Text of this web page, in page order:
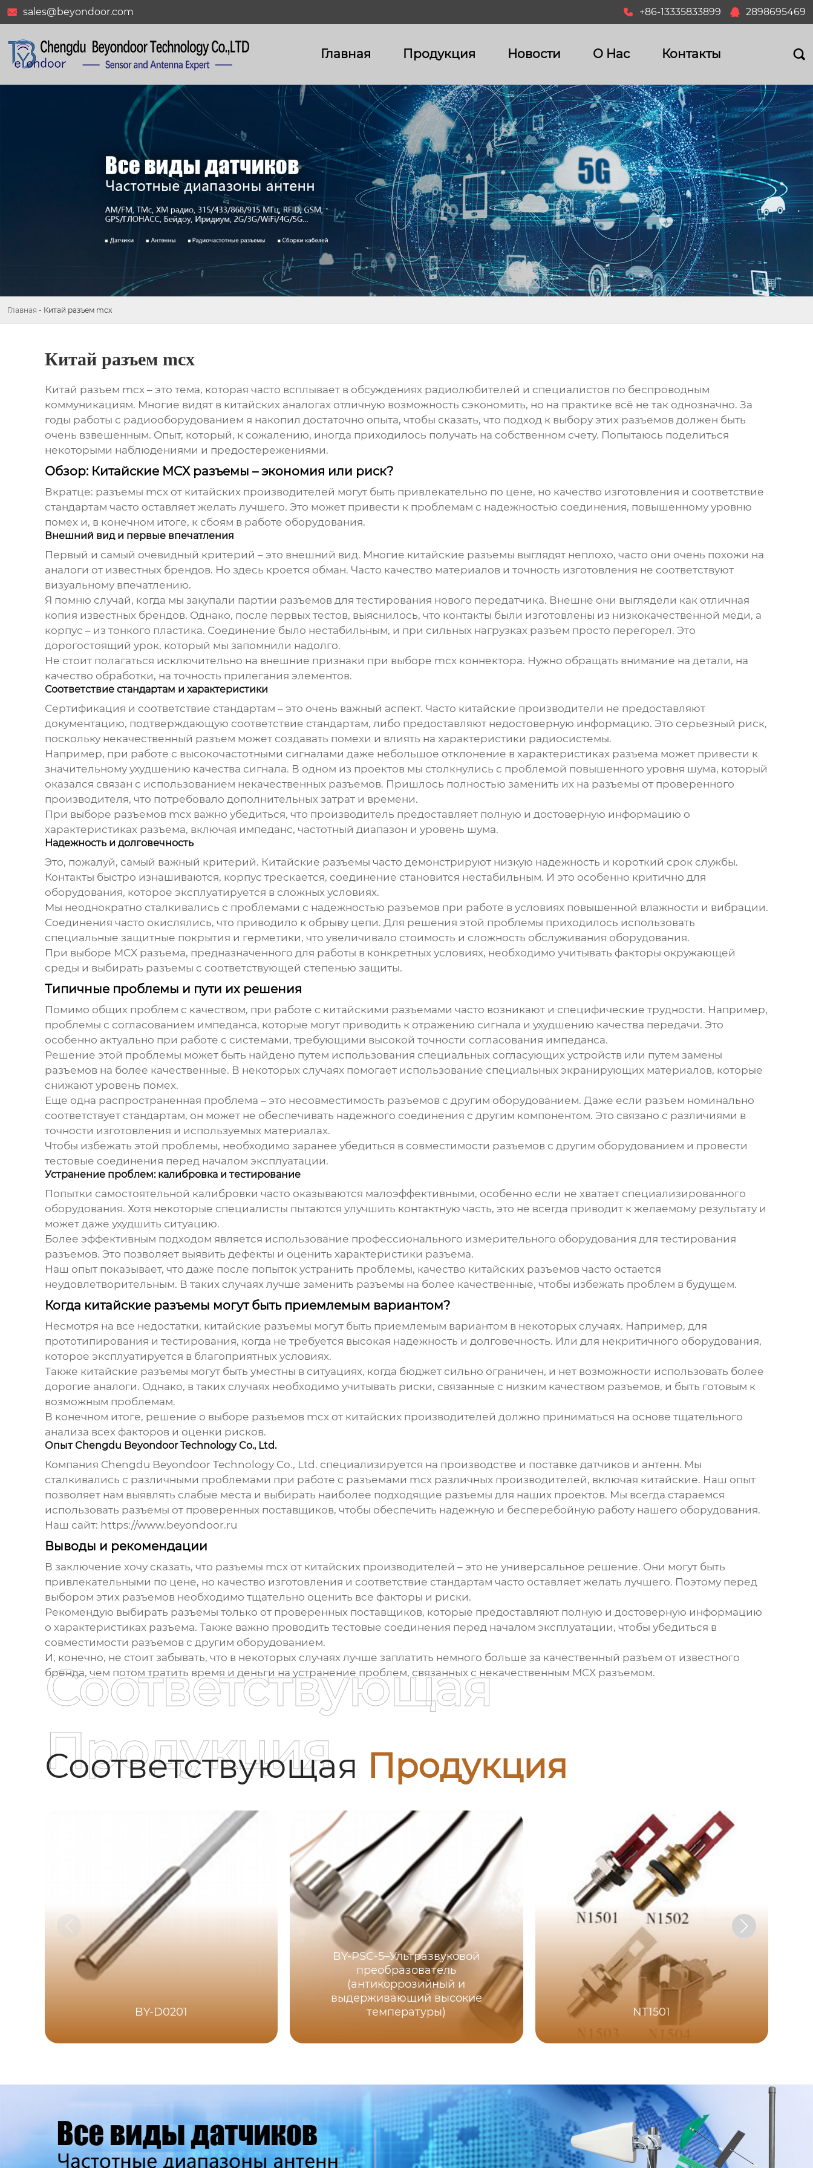
 sales@beyondoor.com  +86-13335833899  2898695469
Главная Продукция Новости О Hас Контакты 
Главная - Китай разъем mcx
Китай разъем mcx
Китай разъем mcx– это тема, которая часто всплывает в обсуждениях радиолюбителей и специалистов по беспроводным
коммуникациям. Многие видят в китайских аналогах отличную возможность сэкономить, но на практике всё не так однозначно. За
годы работы с радиооборудованием я накопил достаточно опыта, чтобы сказать, что подход к выбору этих разъемов должен быть
очень взвешенным. Опыт, который, к сожалению, иногда приходилось получать на собственном счету. Попытаюсь поделиться
некоторыми наблюдениями и предостережениями.
Обзор: Китайские MCX разъемы – экономия или риск?
Вкратце: разъемы mcxот китайских производителей могут быть привлекательно по цене, но качество изготовления и соответствие
стандартам часто оставляет желать лучшего. Это может привести к проблемам с надежностью соединения, повышенному уровню
помех и, в конечном итоге, к сбоям в работе оборудования.
Внешний вид и первые впечатления
Первый и самый очевидный критерий – это внешний вид. Многие китайские разъемы выглядят неплохо, часто они очень похожи на
аналоги от известных брендов. Но здесь кроется обман. Часто качество материалов и точность изготовления не соответствуют
визуальному впечатлению.
Я помню случай, когда мы закупали партии разъемов для тестирования нового передатчика. Внешне они выглядели как отличная
копия известных брендов. Однако, после первых тестов, выяснилось, что контакты были изготовлены из низкокачественной меди, а
корпус – из тонкого пластика. Соединение было нестабильным, и при сильных нагрузках разъем просто перегорел. Это
дорогостоящий урок, который мы запомнили надолго.
Не стоит полагаться исключительно на внешние признаки при выборе mcx коннектора. Нужно обращать внимание на детали, на
качество обработки, на точность прилегания элементов.
Соответствие стандартам и характеристики
Сертификация и соответствие стандартам – это очень важный аспект. Часто китайские производители не предоставляют
документацию, подтверждающую соответствие стандартам, либо предоставляют недостоверную информацию. Это серьезный риск,
поскольку некачественный разъем может создавать помехи и влиять на характеристики радиосистемы.
Например, при работе с высокочастотными сигналами даже небольшое отклонение в характеристиках разъема может привести к
значительному ухудшению качества сигнала. В одном из проектов мы столкнулись с проблемой повышенного уровня шума, который
оказался связан с использованием некачественных разъемов. Пришлось полностью заменить их на разъемы от проверенного
производителя, что потребовало дополнительных затрат и времени.
При выборе разъемов mcxважно убедиться, что производитель предоставляет полную и достоверную информацию о
характеристиках разъема, включая импеданс, частотный диапазон и уровень шума.
Надежность и долговечность
Это, пожалуй, самый важный критерий. Китайские разъемы часто демонстрируют низкую надежность и короткий срок службы.
Контакты быстро изнашиваются, корпус трескается, соединение становится нестабильным. И это особенно критично для
оборудования, которое эксплуатируется в сложных условиях.
Мы неоднократно сталкивались с проблемами с надежностью разъемов при работе в условиях повышенной влажности и вибрации.
Соединения часто окислялись, что приводило к обрыву цепи. Для решения этой проблемы приходилось использовать
специальные защитные покрытия и герметики, что увеличивало стоимость и сложность обслуживания оборудования.
При выборе MCX разъема, предназначенного для работы в конкретных условиях, необходимо учитывать факторы окружающей
среды и выбирать разъемы с соответствующей степенью защиты.
Типичные проблемы и пути их решения
Помимо общих проблем с качеством, при работе с китайскими разъемами часто возникают и специфические трудности. Например,
проблемы с согласованием импеданса, которые могут приводить к отражению сигнала и ухудшению качества передачи. Это
особенно актуально при работе с системами, требующими высокой точности согласования импеданса.
Решение этой проблемы может быть найдено путем использования специальных согласующих устройств или путем замены
разъемов на более качественные. В некоторых случаях помогает использование специальных экранирующих материалов, которые
снижают уровень помех.
Еще одна распространенная проблема – это несовместимость разъемов с другим оборудованием. Даже если разъем номинально
соответствует стандартам, он может не обеспечивать надежного соединения с другим компонентом. Это связано с различиями в
точности изготовления и используемых материалах.
Чтобы избежать этой проблемы, необходимо заранее убедиться в совместимости разъемов с другим оборудованием и провести
тестовые соединения перед началом эксплуатации.
Устранение проблем: калибровка и тестирование
Попытки самостоятельной калибровки часто оказываются малоэффективными, особенно если не хватает специализированного
оборудования. Хотя некоторые специалисты пытаются улучшить контактную часть, это не всегда приводит к желаемому результату и
может даже ухудшить ситуацию.
Более эффективным подходом является использование профессионального измерительного оборудования для тестирования
разъемов. Это позволяет выявить дефекты и оценить характеристики разъема.
Наш опыт показывает, что даже после попыток устранить проблемы, качество китайских разъемов часто остается
неудовлетворительным. В таких случаях лучше заменить разъемы на более качественные, чтобы избежать проблем в будущем.
Когда китайские разъемы могут быть приемлемым вариантом?
Несмотря на все недостатки, китайские разъемы могут быть приемлемым вариантом в некоторых случаях. Например, для
прототипирования и тестирования, когда не требуется высокая надежность и долговечность. Или для некритичного оборудования,
которое эксплуатируется в благоприятных условиях.
Также китайские разъемы могут быть уместны в ситуациях, когда бюджет сильно ограничен, и нет возможности использовать более
дорогие аналоги. Однако, в таких случаях необходимо учитывать риски, связанные с низким качеством разъемов, и быть готовым к
возможным проблемам.
В конечном итоге, решение о выборе разъемов mcxот китайских производителей должно приниматься на основе тщательного
анализа всех факторов и оценки рисков.
Опыт Chengdu Beyondoor Technology Co., Ltd.
Компания Chengdu Beyondoor Technology Co., Ltd. специализируется на производстве и поставке датчиков и антенн. Мы
сталкивались с различными проблемами при работе с разъемами mcxразличных производителей, включая китайские. Наш опыт
позволяет нам выявлять слабые места и выбирать наиболее подходящие разъемы для наших проектов. Мы всегда стараемся
использовать разъемы от проверенных поставщиков, чтобы обеспечить надежную и бесперебойную работу нашего оборудования.
Наш сайт: https://www.beyondoor.ru
Выводы и рекомендации
В заключение хочу сказать, что разъемы mcxот китайских производителей – это не универсальное решение. Они могут быть
привлекательными по цене, но качество изготовления и соответствие стандартам часто оставляет желать лучшего. Поэтому перед
выбором этих разъемов необходимо тщательно оценить все факторы и риски.
Рекомендую выбирать разъемы только от проверенных поставщиков, которые предоставляют полную и достоверную информацию
о характеристиках разъема. Также важно проводить тестовые соединения перед началом эксплуатации, чтобы убедиться в
совместимости разъемов с другим оборудованием.
И, конечно, не стоит забывать, что в некоторых случаях лучше заплатить немного больше за качественный разъем от известного
бренда, чем потом тратить время и деньги на устранение проблем, связанных с некачественным MCX разъемом.
Соответствующая Продукция
Соответствующая
Продукция
BY-D0201
BY-PSC-5–Ультразвуковой
преобразователь
(антикоррозийный и
выдерживающий высокие
температуры)
NT1501